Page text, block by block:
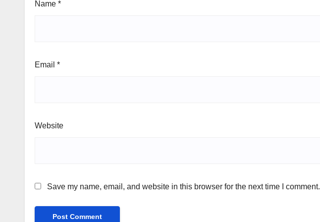
Name *
Email *
Website
Save my name, email, and website in this browser for the next time I comment.